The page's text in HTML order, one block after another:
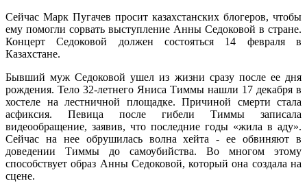
Сейчас Марк Пугачев просит казахстанских блогеров, чтобы
ему помогли сорвать выступление Анны Седоковой в стране.
Концерт Седоковой должен состояться 14 февраля в
Казахстане.
Бывший муж Седоковой ушел из жизни сразу после ее дня
рождения. Тело 32-летнего Яниса Тиммы нашли 17 декабря в
хостеле на лестничной площадке. Причиной смерти стала
асфиксия. Певица после гибели Тиммы записала
видеообращение, заявив, что последние годы «жила в аду».
Сейчас на нее обрушилась волна хейта - ее обвиняют в
доведении Тиммы до самоубийства. Во многом этому
способствует образ Анны Седоковой, который она создала на
сцене.